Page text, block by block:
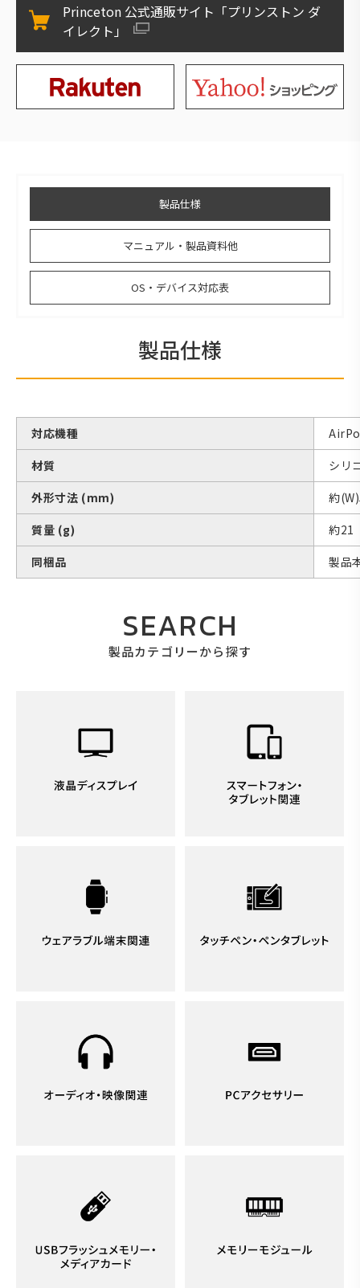
Princeton 公式通販サイト「プリンストン ダ
イレクト」
製品仕様
マニュアル・製品資料他
OS・デバイス対応表
製品仕様
対応機種
材質
シリ
外形寸法 (mm)
約
質量 (g)
約21
同梱品
製品
SEARCH
製品カテゴリーから探す